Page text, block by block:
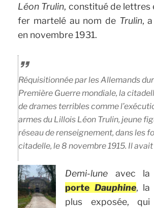
Léon Trulin, constitué de lettres
fer martelé au nom de Trulin,
en novembre 1931.
Réquisitionnée par les Allemands
Première Guerre mondiale, la
de drames terribles comme
armes du Lillois Léon Trulin, jeune
réseau de renseignement, dans les
citadelle, le 8 novembre 1915. Il avait
Demi-luneavec la
porte Dauphine, la
plus exposée, qui